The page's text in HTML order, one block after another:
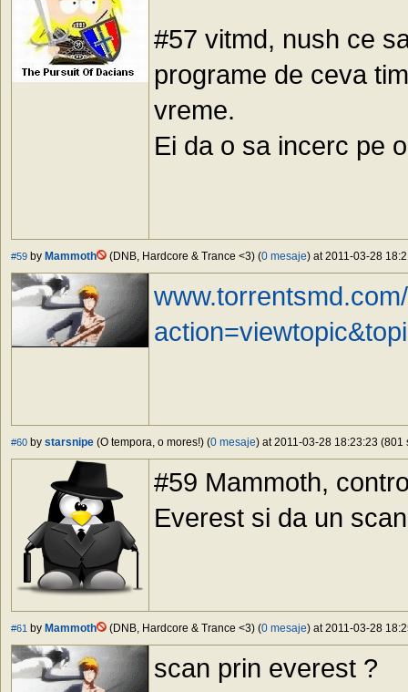
#57 vitmd, nush ce
programe de ceva
vreme.
Ei da o sa incerc pe
#59 by Mammoth (DNB, Hardcore & Trance <3) (0 mesaje) at 2011-03-28
#60 by starsnipe (O tempora, o mores!) (0 mesaje) at 2011-03-28 18:23:23 (801
#59 Mammoth,
Everest si da un
#61 by Mammoth (DNB, Hardcore & Trance <3) (0 mesaje) at 2011-03-28
scan prin everest ?